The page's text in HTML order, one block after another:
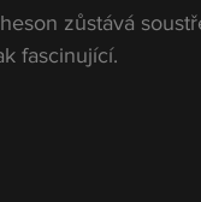
zůstává
fascinující.